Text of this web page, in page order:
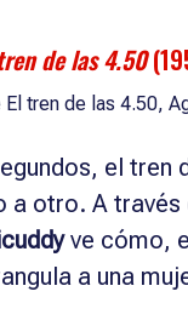
de las 4.50
el tren
a otro. A través
ve cómo,
a una